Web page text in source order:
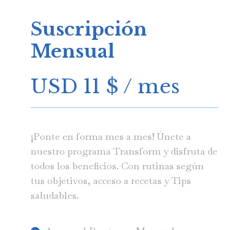
Suscripción
Mensual
USD 11 $ / mes
¡Ponte en forma mes a mes! Únete a
nuestro programa Transform y disfruta de
todos los beneficios. Con rutinas según
tus objetivos, acceso a recetas y Tips
saludables.